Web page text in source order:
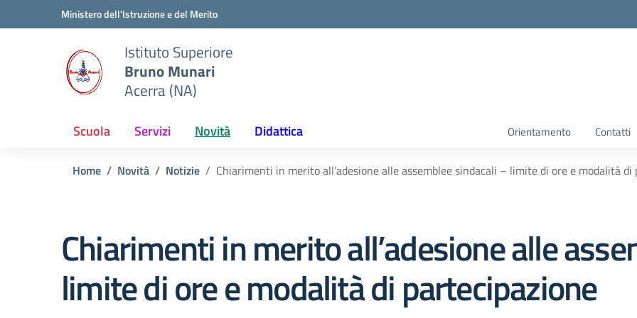
Vai ai contenuti
Vai al menu di navigazioneMinistero dell'Istruzione e del Merito
Istituto Superiore
Bruno Munari
Acerra (NA)
Scuola Servizi Novità Didattica Orientamento Contatti
Home Novità Notizie Chiarimenti in merito all’adesione alle assemblee sindacali – limite di ore e modalità di
Chiarimenti in merito all’adesione alle
limite di ore e modalità di partecipazione